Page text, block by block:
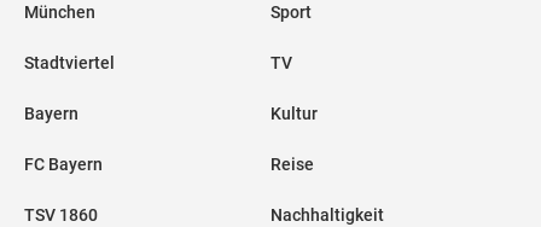
München
Stadtviertel
Bayern
FC Bayern
TSV 1860
Sport
TV
Kultur
Reise
Nachhaltigkeit